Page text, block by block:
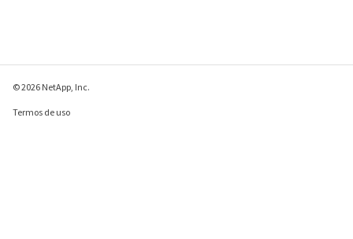
© 2026 NetApp, Inc.
Termos de uso